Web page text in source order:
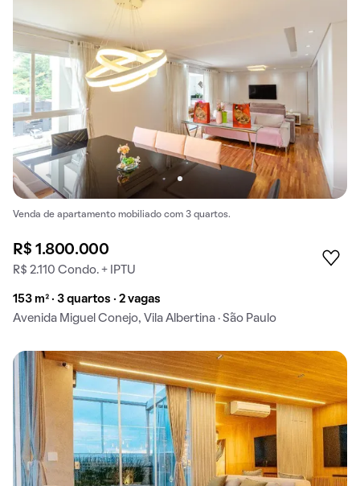
Venda de apartamento mobiliado com 3 quartos.
R$ 1.800.000
R$ 2.110 Condo. + IPTU
153 m² · 3 quartos · 2 vagas
Avenida Miguel Conejo, Vila Albertina · São Paulo